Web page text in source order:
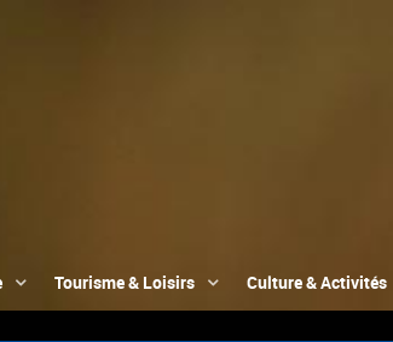
Tourisme & Loisirs Culture & Activités